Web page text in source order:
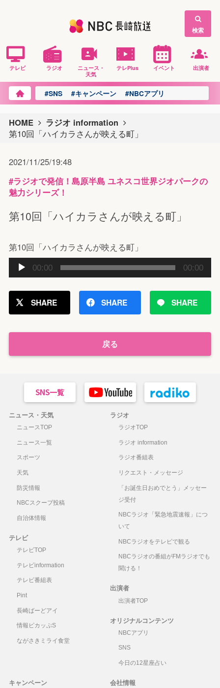
検索
テレビ ラジオ
ニュース・
天気
テレPlus イベント 出演者
#SNS #キャンペーン #NBCアプリ
HOME
ラジオ information
第10回「ハイカラさんが映える町」
2021/11/25/19:48
#ラジオで発信！島原半島 ユネスコ世界ジオパークの
魅力シリーズ！
第10回「ハイカラさんが映える町」
第10回「ハイカラさんが映える町」
声
レ
ー
ー
00:00 00:00
SHARE SHARE SHARE
戻る
ニュース・天気
ニュースTOP
ニュース一覧
スポーツ
天気
防災情報
NBCスクープ投稿
自治体情報
テレビ
テレビTOP
テレビinformation
テレビ番組表
Pint
長崎ばーどアイ
情報ピカッぷS
ながさきミライ食堂
ラジオ
ラジオTOP
ラジオ information
ラジオ番組表
リクエスト・メッセージ
「お誕生日おめでとう」メッセー
ジ受付
NBCラジオ「緊急地震速報」につ
いて
NBCラジオをテレビで観る
NBCラジオの番組がFMラジオでも
聞ける！
出演者
出演者TOP
オリジナルコンテンツ
NBCアプリ
SNS
今日の12星座占い
キャンペーン 会社情報